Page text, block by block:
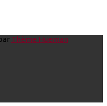
Thème Hueman